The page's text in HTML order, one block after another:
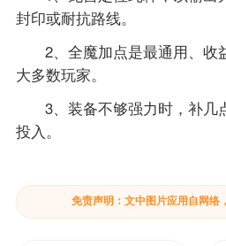
封印或耐抗路线。
2、全魔加点是最通用、收
大多数玩家。
3、装备不够强力时，补几
投入。
免责声明：文中图片应用自网络